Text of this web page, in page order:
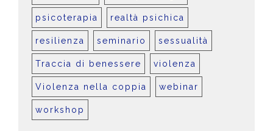
psicoterapia realtà psichica
resilienza seminario sessualità
Traccia di benessere violenza
Violenza nella coppia webinar
workshop